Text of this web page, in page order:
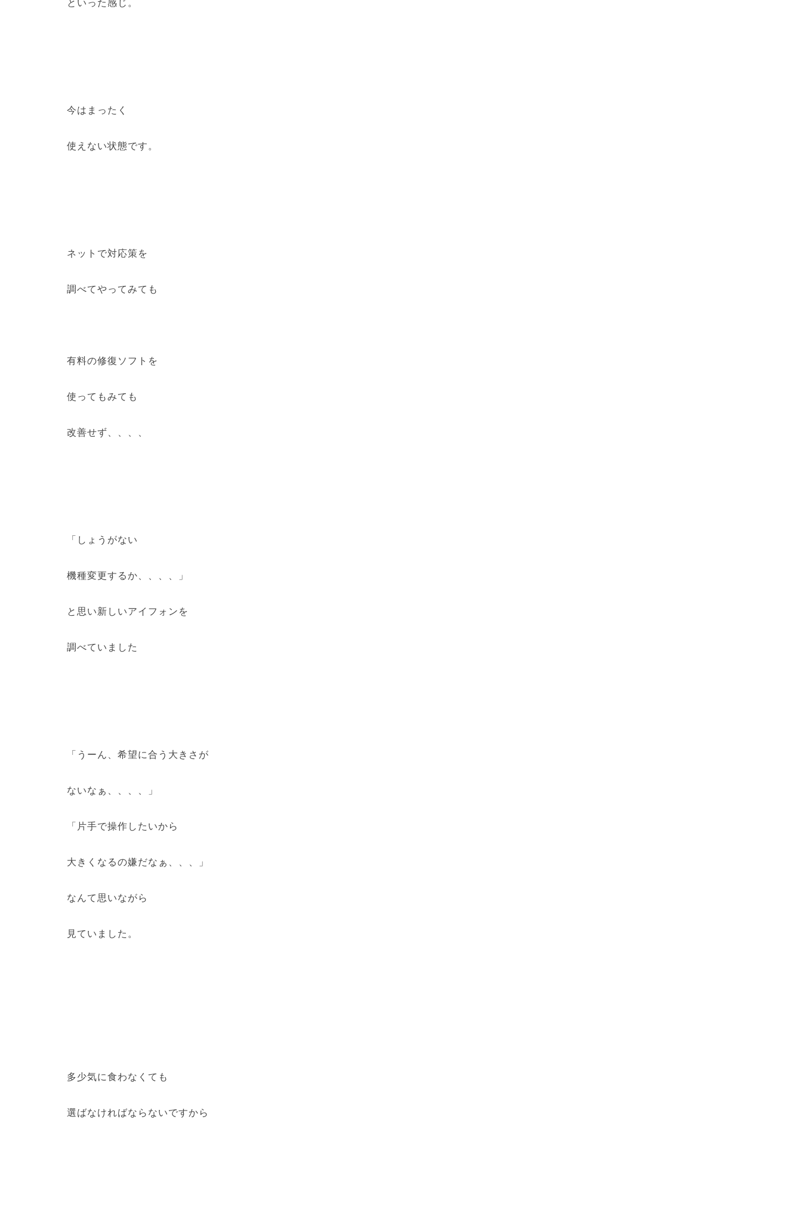
といった感じ。
今はまったく
使えない状態です。
ネットで対応策を
調べてやってみても
有料の修復ソフトを
使ってもみても
改善せず、、、、
「しょうがない
機種変更するか、、、、」
と思い新しいアイフォンを
調べていました
「うーん、希望に合う大きさが
ないなぁ、、、、」
「片手で操作したいから
大きくなるの嫌だなぁ、、、」
なんて思いながら
見ていました。
多少気に食わなくても
選ばなければならないですから